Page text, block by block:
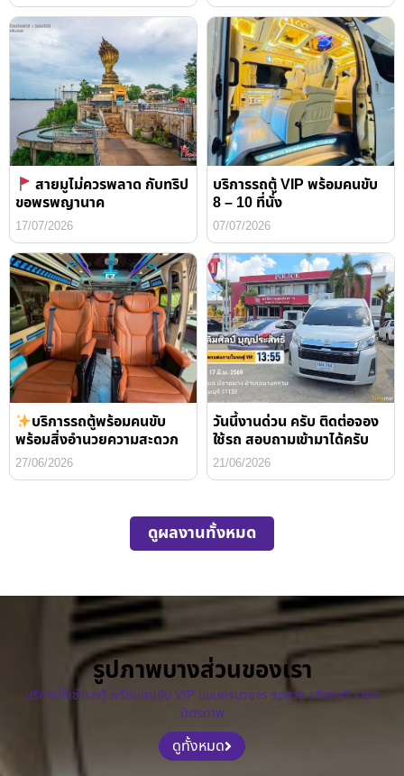
สายมูไม่ควรพลาด กับทริป
ขอพรพญานาค
17/07/2026
บริการรถตู้ VIP พร้อมคนขับ
8 – 10 ที่นั่ง
07/07/2026
บริการรถตู้พร้อมคนขับ
พร้อมสิ่งอำนวยความสะดวก
27/06/2026
วันนี้งานด่วน ครับ ติดต่อจอง
ใช้รถ สอบถามเข้ามาได้ครับ
21/06/2026
ดูผลงานทั้งหมด
รูปภาพบางส่วนของเรา
บริการให้เช่ารถตู้ พร้อมคนขับ VIP แบบครบวงจร รถสวย บริการดี ราคา
มิตรภาพ
ดูทั้งหมด